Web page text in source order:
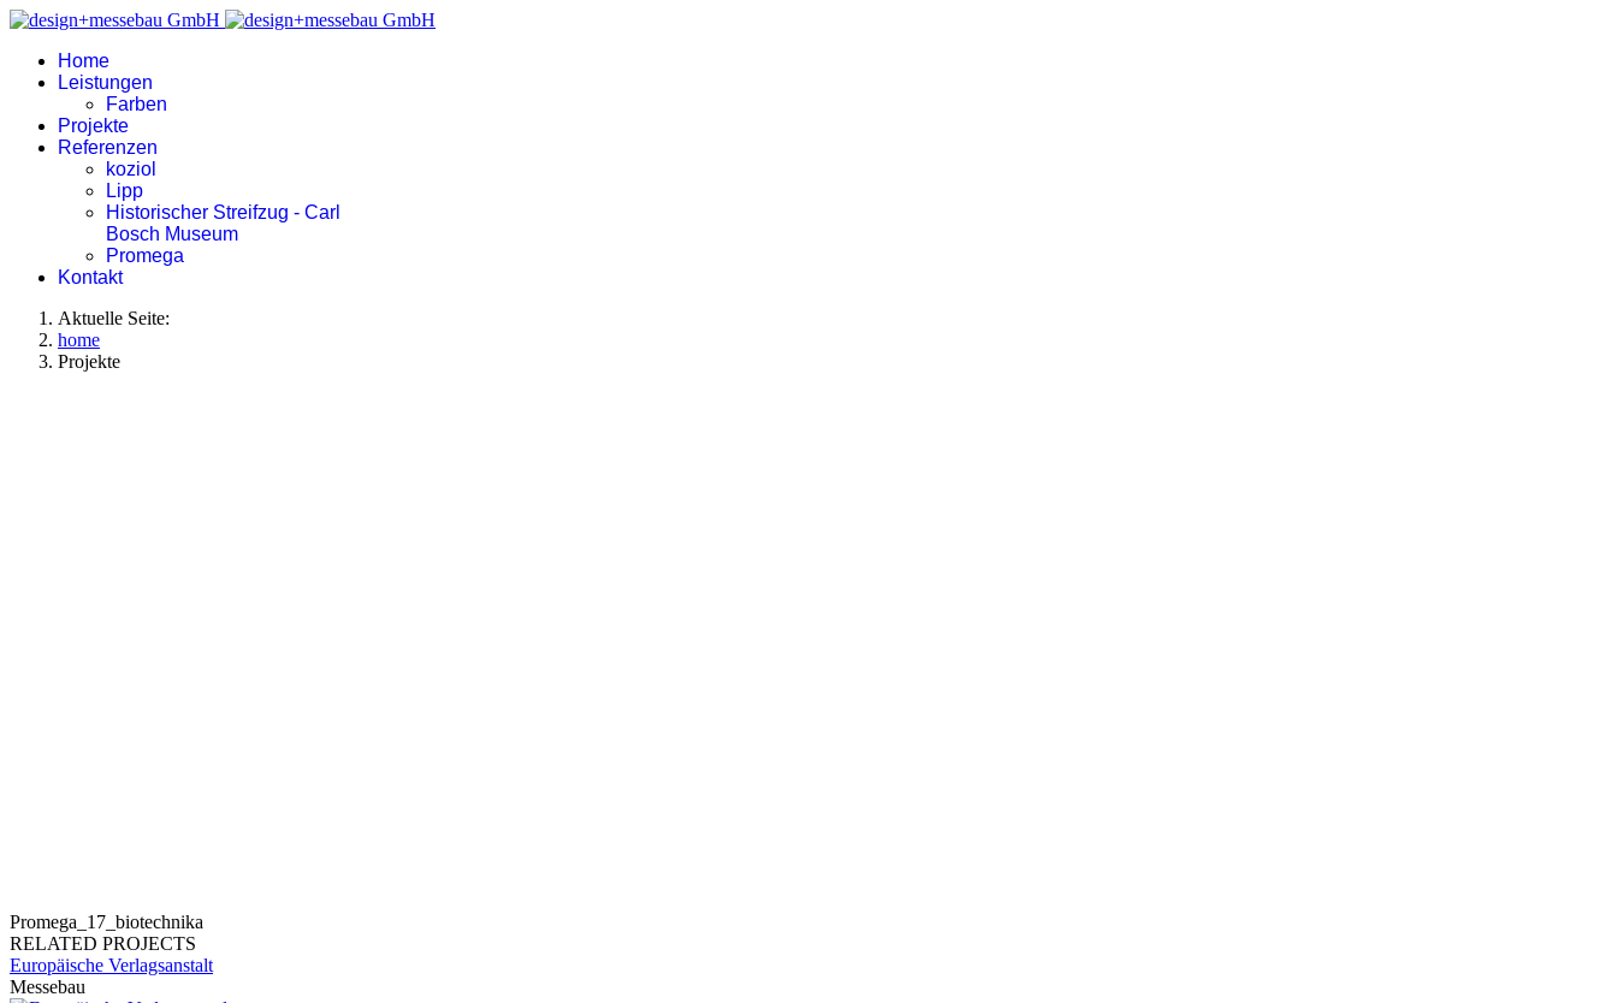
Home
Leistungen
Farben
Projekte
Referenzen
koziol
Lipp
Historischer Streifzug - Carl
Bosch Museum
Promega
Kontakt
Aktuelle Seite:
home
Projekte
Promega_17_biotechnika
RELATED PROJECTS
Europäische Verlagsanstalt
Messebau